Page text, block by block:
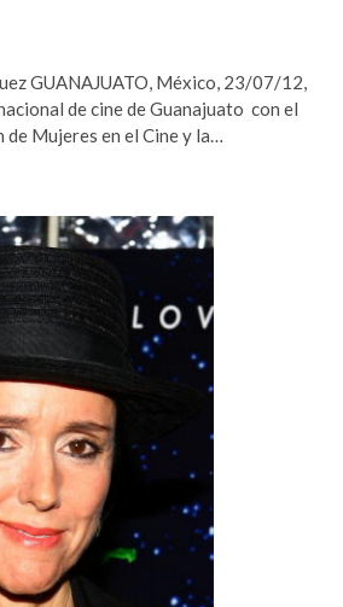
GUANAJUATO, México, 23/07/12,
de cine de Guanajuato con el
Mujeres en el Cine y la…